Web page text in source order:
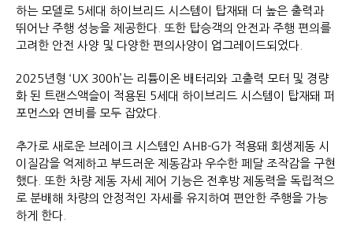
하는 모델로 5세대 하이브리드 시스템이 탑재돼 더 높은 출력과
뛰어난 주행 성능을 제공한다. 또한 탑승객의 안전과 주행 편의를
고려한 안전 사양 및 다양한 편의사양이 업그레이드되었다.
2025년형 ‘UX 300h’는 리튬이온 배터리와 고출력 모터 및 경량
화 된 트랜스액슬이 적용된 5세대 하이브리드 시스템이 탑재돼 퍼
포먼스와 연비를 모두 잡았다.
추가로 새로운 브레이크 시스템인 AHB-G가 적용돼 회생제동 시
이질감을 억제하고 부드러운 제동감과 우수한 페달 조작감을 구현
했다. 또한 차량 제동 자세 제어 기능은 전후방 제동력을 독립적으
로 분배해 차량의 안정적인 자세를 유지하여 편안한 주행을 가능
하게 한다.